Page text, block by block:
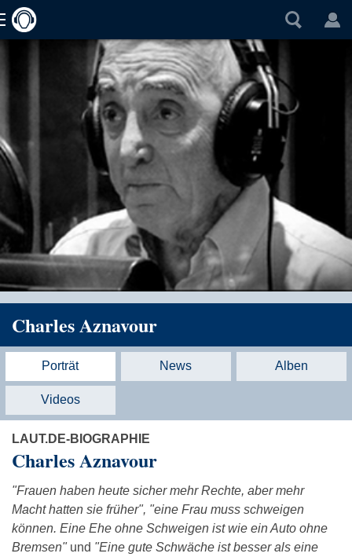
Charles Aznavour
Porträt News Alben
Videos
LAUT.DE-BIOGRAPHIE
Charles Aznavour
"Frauen haben heute sicher mehr Rechte, aber mehr
Macht hatten sie früher", "eine Frau muss schweigen
können. Eine Ehe ohne Schweigen ist wie ein Auto ohne
Bremsen"und "Eine gute Schwäche ist besser als eine